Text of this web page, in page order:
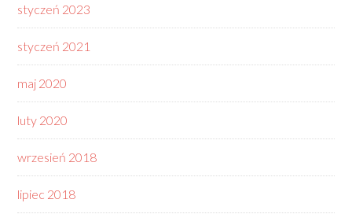
styczeń 2023
styczeń 2021
maj 2020
luty 2020
wrzesień 2018
lipiec 2018